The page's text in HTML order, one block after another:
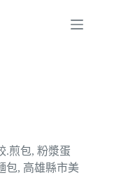
.煎包, 粉漿蛋
包, 高雄縣市美